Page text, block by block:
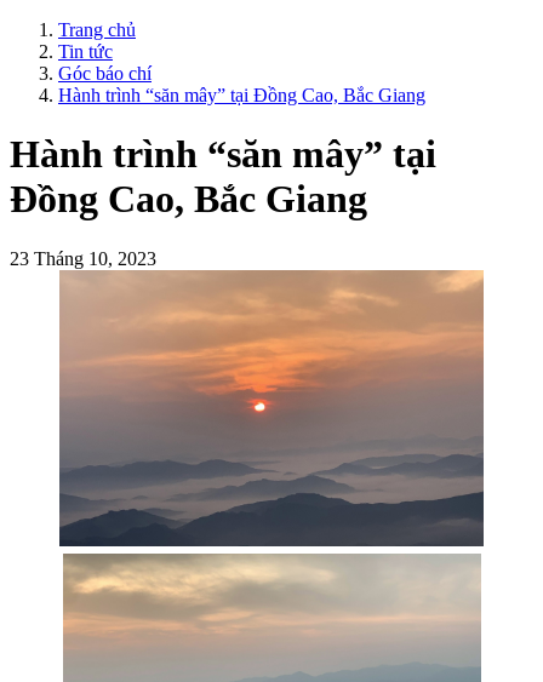
Trang chủ
Tin tức
Góc báo chí
Hành trình “săn mây” tại Đồng Cao, Bắc Giang
Hành trình “săn mây” tại
Đồng Cao, Bắc Giang
23 Tháng 10, 2023